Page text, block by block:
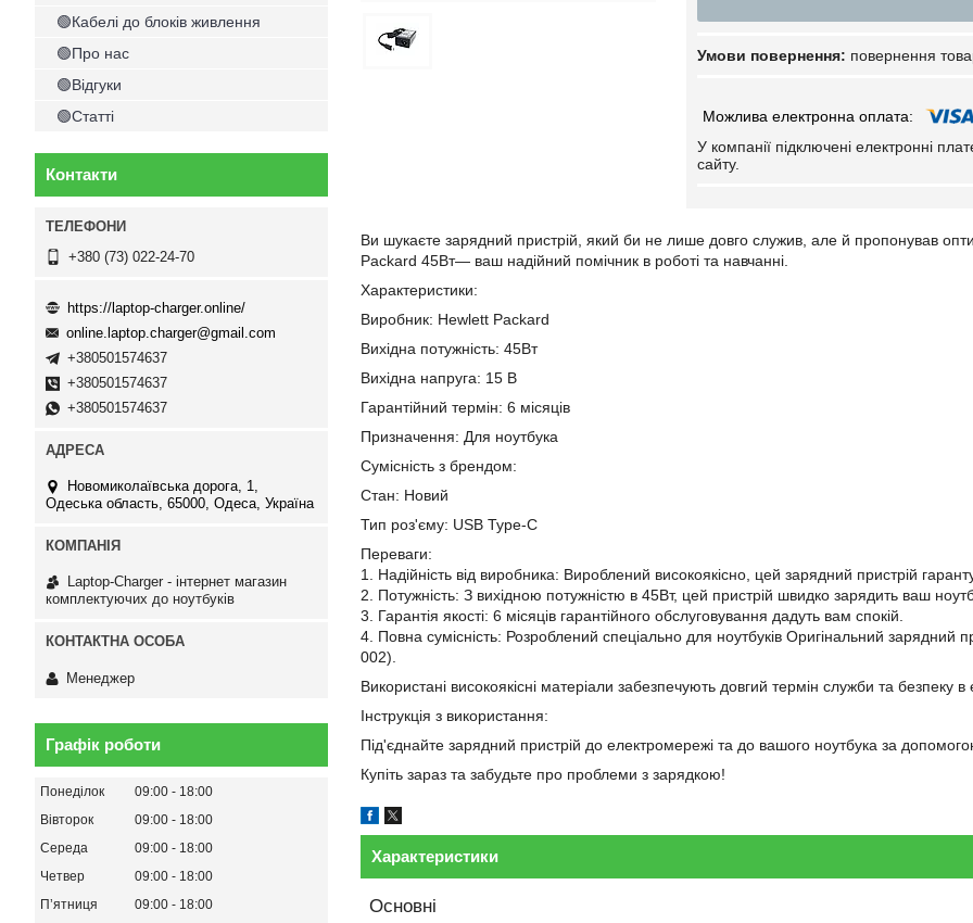
повернення
У компанії підключені електронні
сайту.
Ви шукаєте зарядний пристрій, який би не лише довго служив, але й пропонував
Packard 45Вт— ваш надійний помічник в роботі та навчанні.
Характеристики:
Виробник: Hewlett Packard
Вихідна потужність: 45Вт
Вихідна напруга: 15 В
Гарантійний термін: 6 місяців
Призначення: Для ноутбука
Сумісність з брендом:
Стан: Новий
Тип роз'єму: USB Type-C
Переваги:
1. Надійність від виробника: Вироблений високоякісно, цей зарядний пристрій
2. Потужність: З вихідною потужністю в 45Вт, цей пристрій швидко зарядить ваш
3. Гарантія якості: 6 місяців гарантійного обслуговування дадуть вам спокій.
4. Повна сумісність: Розроблений спеціально для ноутбуків Оригінальний
002).
Використані високоякісні матеріали забезпечують довгий термін служби та безпеку в
Інструкція з використання:
Під'єднайте зарядний пристрій до електромережі та до вашого ноутбука за
Купіть зараз та забудьте про проблеми з зарядкою!
Характеристики
Основні
🟢Кабелі до блоків живлення
🟢Про нас
🟢Відгуки
🟢Статті
Контакти
+380 (73) 022-24-70
https://laptop-charger.online/
online.laptop.charger@gmail.com
+380501574637
+380501574637
+380501574637
Новомиколаївська дорога, 1,
Одеська область, 65000, Одеса, Україна
Laptop-Charger - інтернет магазин
комплектуючих до ноутбуків
Менеджер
Графік роботи
Понеділок 09:00
18:00
Вівторок
09:00
18:00
Середа
09:00
18:00
Четвер
09:00
18:00
Пʼятниця
09:00
18:00